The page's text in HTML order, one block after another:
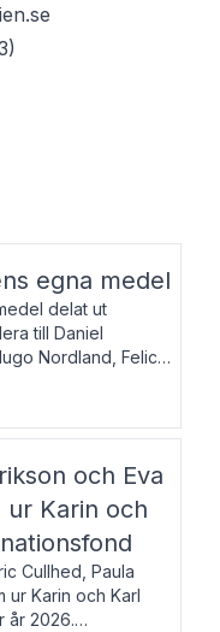
egna medel
delat ut
till Daniel
Nordland, Felicia
Boyacioglu,
och Eva
ur Karin och
Cullhed, Paula
ur Karin och Karl
år 2026.